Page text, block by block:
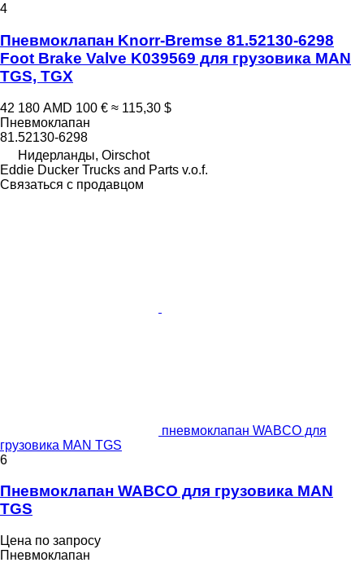
4
Пневмоклапан Knorr-Bremse 81.52130-6298
Foot Brake Valve K039569 для грузовика MAN
TGS, TGX
42 180 AMD 100 € ≈ 115,30 $
Пневмоклапан
81.52130-6298
Нидерланды, Oirschot
Eddie Ducker Trucks and Parts v.o.f.
Связаться с продавцом
пневмоклапан WABCO для
грузовика MAN TGS
6
Пневмоклапан WABCO для грузовика MAN
TGS
Цена по запросу
Пневмоклапан